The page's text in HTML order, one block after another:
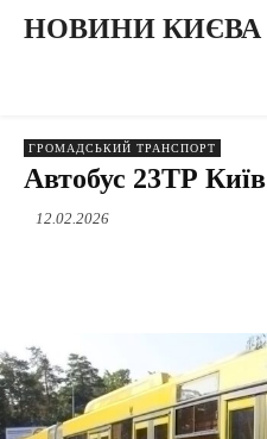
НОВИНИ КИЄВА
ГРОМАДСЬКИЙ ТРАНСПОРТ
Автобус 23ТР Київ
12.02.2026